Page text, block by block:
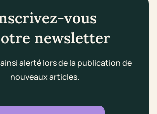
vous
newsletter
alerté lors de la publication de
nouveaux articles.